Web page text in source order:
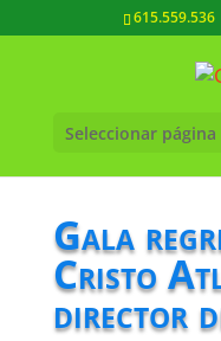
615.559.536
Seleccionar página
Gala
Cristo
director